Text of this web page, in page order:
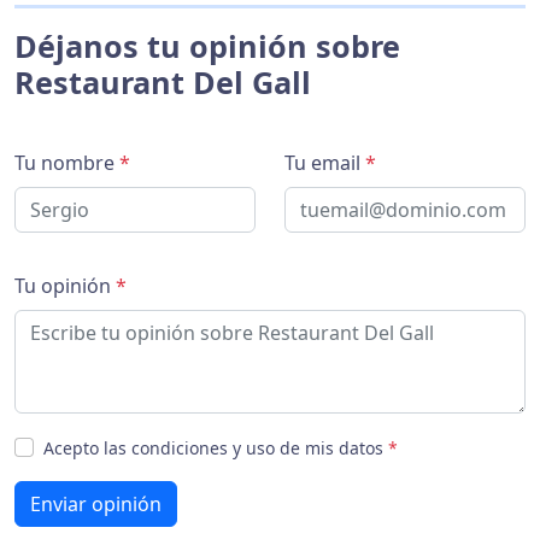
Déjanos tu opinión sobre
Restaurant Del Gall
Tu nombre* Tu email *
Tu opinión *
Acepto las condiciones y uso de mis datos *
Enviar opinión